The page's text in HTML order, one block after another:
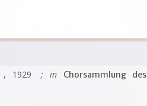
, 1929 ; in Chorsammlung des